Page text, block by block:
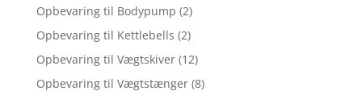
Opbevaring til Bodypump (2)
Opbevaring til Kettlebells (2)
Opbevaring til Vægtskiver (12)
Opbevaring til Vægtstænger (8)